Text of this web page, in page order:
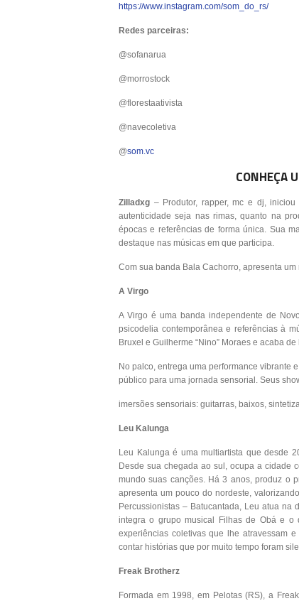
https://www.instagram.com/som_do_rs/
Redes parceiras:
@sofanarua
@morrostock
@florestaativista
@navecoletiva
@som.vc
CONHEÇA
Zilladxg – Produtor, rapper, mc e dj,
autenticidade seja nas rimas, quanto na
épocas e referências de forma única. Sua
destaque nas músicas em que participa.
Com sua banda Bala Cachorro, apresenta
A Virgo
A Virgo é uma banda independente de
psicodelia contemporânea e referências à
Bruxel e Guilherme “Nino” Moraes e acaba
No palco, entrega uma performance vibrante
público para uma jornada sensorial. Seus
imersões sensoriais: guitarras, baixos,
Leu Kalunga
Leu Kalunga é uma multiartista que desde
Desde sua chegada ao sul, ocupa a cidade
mundo suas canções. Há 3 anos, produz o
apresenta um pouco do nordeste,
Percussionistas – Batucantada, Leu atua
integra o grupo musical Filhas de Obá e o
experiências coletivas que lhe atravessam
contar histórias que por muito tempo foram
Freak Brotherz
Formada em 1998, em Pelotas (RS), a